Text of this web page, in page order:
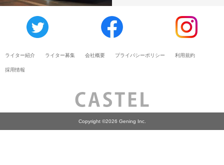
ライター紹介 ライター募集 会社概要 プライバシーポリシー 利用規約
採用情報
Copyright ©2026 Gening Inc.